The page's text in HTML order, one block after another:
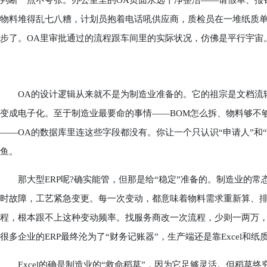
物料堆得乱七八糟，计划员抱着电话吼供应商，质检员在一堆纸质
步了。OA里审批通过的流程跟车间里的实际状况，仿佛是平行宇宙
OA的设计逻辑从来就不是为制造业准备的。它的祖宗是文档流
变成电子化。至于制造业最要命的事情——BOM怎么拆、物料够不
——OA的数据库里连这些字段都没有。你让一个只认识“申请人”和
鱼。
那大型ERP呢?确实能管，但那是给“稳定”准备的。制造业的常
时故障，工艺紧急变更。每一次变动，都意味着物料需求重新算、
程，根本跟不上这种变动频率。找服务商改一次流程，少则一两万
很多企业的ERP最终沦为了“财务记账器”，生产端还是靠Excel和纸
Excel的确是制造业的“救命稻草”，因为它足够灵活。但稻草